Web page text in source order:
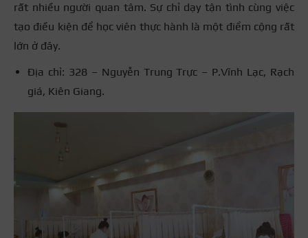
rất nhiều người quan tâm. Sự chỉ dạy tận tình cùng việc
tạo điều kiện để học viên thực hành là một điểm cộng rất
lớn ở đây.
Địa chỉ: 328 – Nguyễn Trung Trực – P.Vĩnh Lạc, Rạch
giá, Kiên Giang.